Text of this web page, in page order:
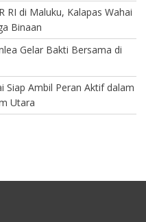
RI di Maluku, Kalapas Wahai
Binaan
Gelar Bakti Bersama di
Siap Ambil Peran Aktif dalam
Utara